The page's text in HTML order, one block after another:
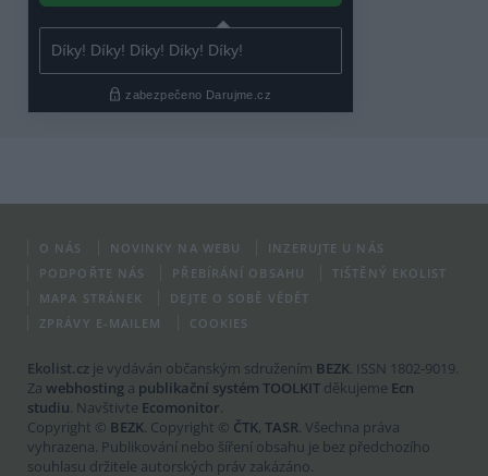
O NÁS NOVINKY NA WEBU
INZERUJTE U NÁS
PODPOŘTE NÁS
PŘEBÍRÁNÍ OBSAHU
TIŠTĚNÝ EKOLIST
MAPA STRÁNEK
DEJTE O SOBĚ VĚDĚT
ZPRÁVY E-MAILEM
COOKIES
Ekolist.cz je vydáván občanským sdružením BEZK. ISSN 1802-9019.
Za webhosting a publikační systém TOOLKIT děkujeme Ecn
studiu. Navštivte Ecomonitor.
Copyright © BEZK. Copyright © ČTK, TASR. Všechna práva
vyhrazena. Publikování nebo šíření obsahu je bez předchozího
souhlasu držitele autorských práv zakázáno.